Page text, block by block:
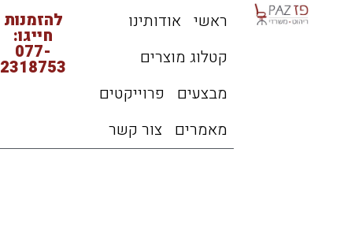
ראשי אודותינו
קטלוג מוצרים
מבצעים
פרוייקטים
מאמרים צור קשר
להזמנות
חייגו:
077-
2318753